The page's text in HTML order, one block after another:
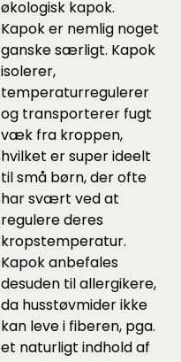
økologisk kapok.
Kapok er nemlig noget
ganske særligt. Kapok
isolerer,
temperaturregulerer
og transporterer fugt
væk fra kroppen,
hvilket er super ideelt
til små børn, der ofte
har svært ved at
regulere deres
kropstemperatur.
Kapok anbefales
desuden til allergikere,
da husstøvmider ikke
kan leve i fiberen, pga.
et naturligt indhold af